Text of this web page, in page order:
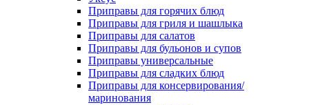
Приправы для горячих блюд
Приправы для гриля и шашлыка
Приправы для салатов
Приправы для бульонов и супов
Приправы универсальные
Приправы для сладких блюд
Приправы для консервирования/
маринования